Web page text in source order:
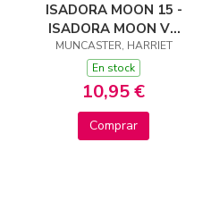
ISADORA MOON 15 -
ISADORA MOON VA
DE FIESTA
MUNCASTER, HARRIET
En stock
10,95 €
Comprar